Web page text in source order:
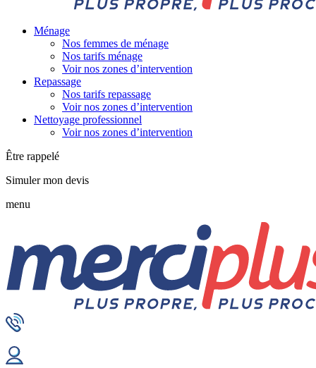
Ménage
Nos femmes de ménage
Nos tarifs ménage
Voir nos zones d’intervention
Repassage
Nos tarifs repassage
Voir nos zones d’intervention
Nettoyage professionnel
Voir nos zones d’intervention
Être rappelé
Simuler mon devis
menu